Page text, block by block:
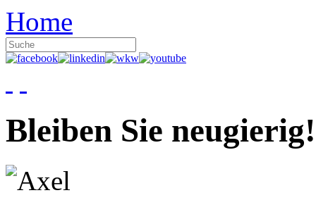
Home
Bleiben Sie neugierig!